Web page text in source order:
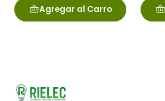
Agregar al Carro